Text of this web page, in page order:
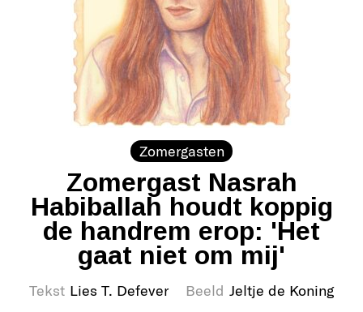
Zomergasten
Zomergast Nasrah
Habiballah houdt koppig
de handrem erop: 'Het
gaat niet om mij'
Tekst Lies T. Defever Beeld Jeltje de Koning